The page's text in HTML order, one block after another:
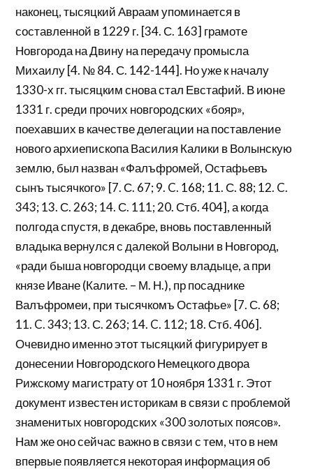
наконец, тысяцкий Авраам упоминается в
составленной в 1229 г. [34. С. 163] грамоте
Новгорода на Двину на передачу промысла
Михаилу [4. № 84. С. 142-144]. Но уже к началу
1330-х гг. тысяцким снова стал Евстафий. В июне
1331 г. среди прочих новгородских «бояр»,
поехавших в качестве делегации на поставление
нового архиепископа Василия Калики в Волынскую
землю, был назван «Фалъфромей, Остафьевъ
сынъ тысячкого» [7. С. 67; 9. C. 168; 11. С. 88; 12. C.
343; 13. С. 263; 14. С. 111; 20. Стб. 404], а когда
полгода спустя, в декабре, вновь поставленный
владыка вернулся с далекой Волыни в Новгород,
«ради быша новгородци своему владыце, а при
князе Иване (Калите. – М. Н.), пр посаднике
Валъфромеи, при тысячкомъ Остафье» [7. С. 68;
11. C. 343; 13. С. 263; 14. C. 112; 18. Стб. 406].
Очевидно именно этот тысяцкий фигурирует в
донесении Новгородского Немецкого двора
Рижскому магистрату от 10 ноября 1331 г. Этот
документ известен историкам в связи с проблемой
знаменитых новгородских «300 золотых поясов».
Нам же оно сейчас важно в связи с тем, что в нем
впервые появляется некоторая информация об